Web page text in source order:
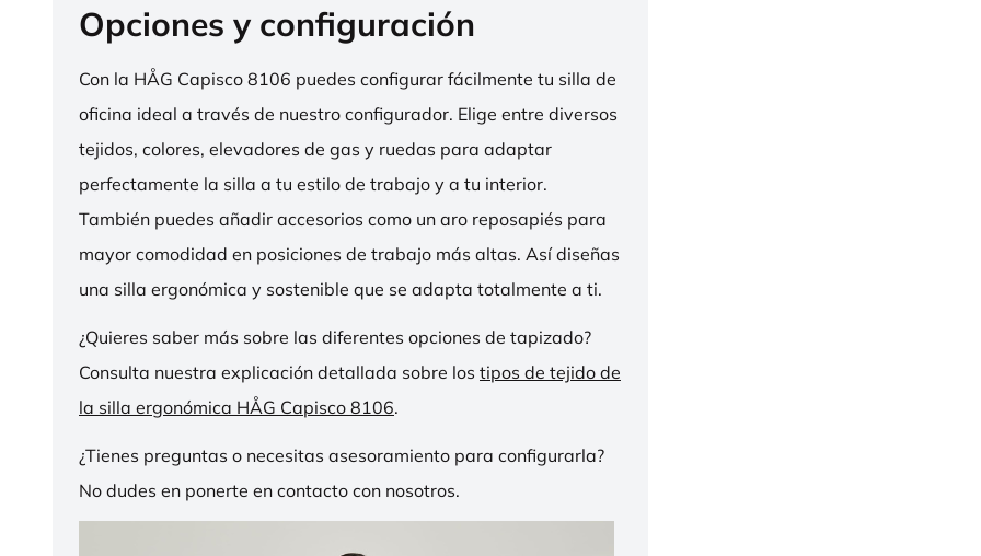
Opciones y configuración
Con la HÅG Capisco 8106 puedes configurar fácilmente tu silla de
oficina ideal a través de nuestro configurador. Elige entre diversos
tejidos, colores, elevadores de gas y ruedas para adaptar
perfectamente la silla a tu estilo de trabajo y a tu interior.
También puedes añadir accesorios como un aro reposapiés para
mayor comodidad en posiciones de trabajo más altas. Así diseñas
una silla ergonómica y sostenible que se adapta totalmente a ti.
¿Quieres saber más sobre las diferentes opciones de tapizado?
Consulta nuestra explicación detallada sobre los tipos de tejido de
la silla ergonómica HÅG Capisco 8106.
¿Tienes preguntas o necesitas asesoramiento para configurarla?
No dudes en ponerte en contacto con nosotros.